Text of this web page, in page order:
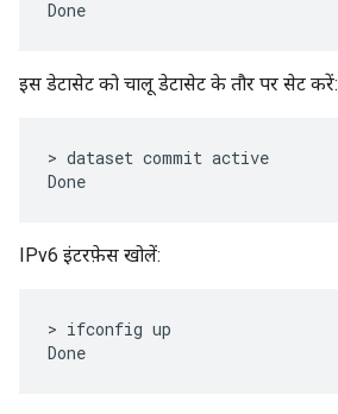
इस डेटासेट को चालू डेटासेट के तौर पर सेट करें:
> dataset commit active
IPv6 इंटरफ़ेस खोलें:
> ifconfig up